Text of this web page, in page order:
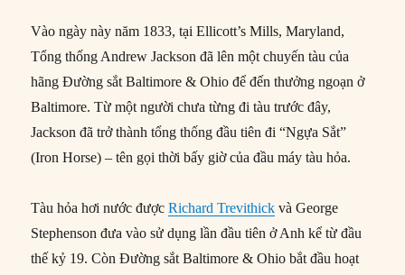
Vào ngày này năm 1833, tại Ellicott’s Mills, Maryland,
Tổng thống Andrew Jackson đã lên một chuyến tàu của
hãng Đường sắt Baltimore & Ohio để đến thưởng ngoạn ở
Baltimore. Từ một người chưa từng đi tàu trước đây,
Jackson đã trở thành tổng thống đầu tiên đi “Ngựa Sắt”
(Iron Horse) – tên gọi thời bấy giờ của đầu máy tàu hỏa.
Tàu hỏa hơi nước đượcRichard Trevithick và George
Stephenson đưa vào sử dụng lần đầu tiên ở Anh kể từ đầu
thế kỷ 19. Còn Đường sắt Baltimore & Ohio bắt đầu hoạt